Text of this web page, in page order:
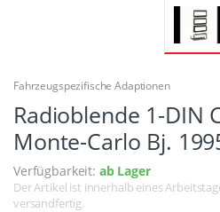
Fahrzeugspezifische Adaptionen
Radioblende 1-DIN
Monte-Carlo Bj.
Verfügbarkeit: ab Lager
Der Artikel ist innerhalb eines
versandfertig.